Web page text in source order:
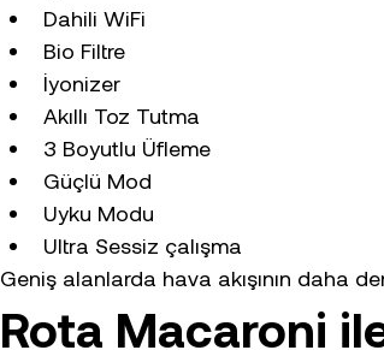
Dahili WiFi
Bio Filtre
İyonizer
Akıllı Toz Tutma
3 Boyutlu Üfleme
Güçlü Mod
Uyku Modu
Ultra Sessiz çalışma
Geniş alanlarda hava akışının daha
Rota Macaroni